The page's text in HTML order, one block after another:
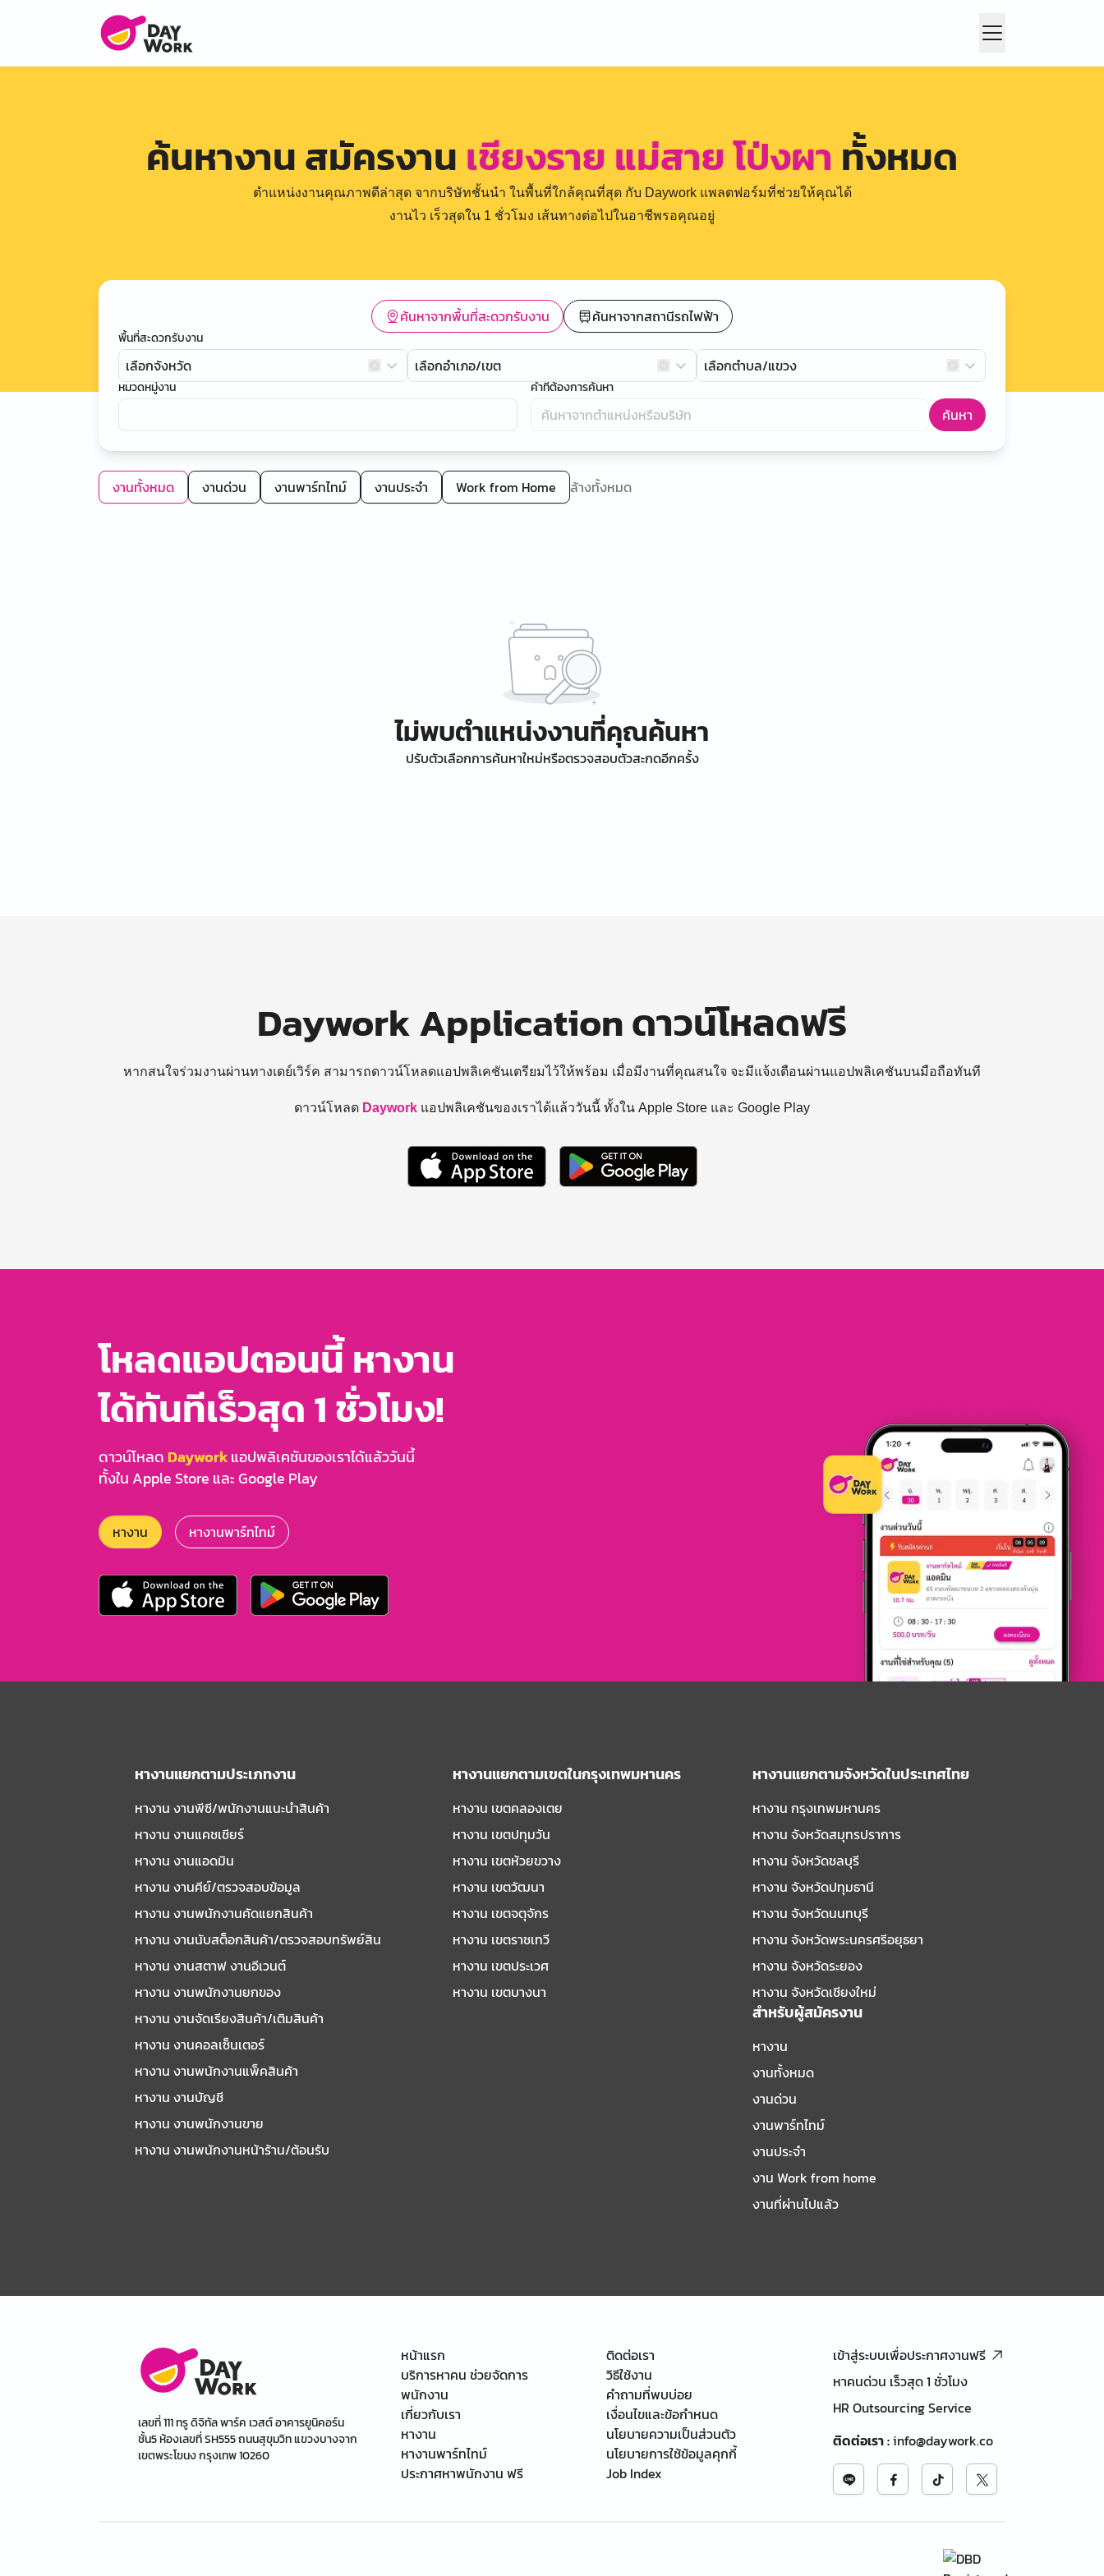
ค้นหางาน สมัครงาน เชียงราย แม่สาย โป่งผา ทั้งหมด
ตำแหน่งงานคุณภาพดีล่าสุด จากบริษัทชั้นนำ ในพื้นที่ใกล้คุณที่สุด กับ Daywork แพลตฟอร์มที่ช่วยให้คุณได้
งานไว เร็วสุดใน 1 ชั่วโมง เส้นทางต่อไปในอาชีพรอคุณอยู่
ค้นหาจากพื้นที่สะดวกรับงาน ค้นหาจากสถานีรถไฟฟ้า
พื้นที่สะดวกรับงาน
เลือกจังหวัด เลือกอำเภอ/เขต เลือกตำบล/แขวง
หมวดหมู่งาน คำที่ต้องการค้นหา
ค้นหา
งานทั้งหมด งานด่วน งานพาร์ทไทม์ งานประจำ Work from Home ล้างทั้งหมด
ไม่พบตำแหน่งงานที่คุณค้นหา
ปรับตัวเลือกการค้นหาใหม่หรือตรวจสอบตัวสะกดอีกครั้ง
Daywork Application ดาวน์โหลดฟรี
หากสนใจร่วมงานผ่านทางเดย์เวิร์ค สามารถดาวน์โหลดแอปพลิเคชันเตรียมไว้ให้พร้อม เมื่อมีงานที่คุณสนใจ จะมีแจ้งเตือนผ่านแอปพลิเคชันบนมือถือทันที
ดาวน์โหลด Daywork แอปพลิเคชันของเราได้แล้ววันนี้ ทั้งใน Apple Store และ Google Play
โหลดแอปตอนนี้ หางาน
ได้ทันทีเร็วสุด 1 ชั่วโมง!
ดาวน์โหลด Dayworkแอปพลิเคชันของเราได้แล้ววันนี้
ทั้งใน Apple Store และ Google Play
หางาน หางานพาร์ทไทม์
หางานแยกตามประเภทงาน
หางาน งานพีซี/พนักงานแนะนําสินค้า
หางาน งานแคชเชียร์
หางาน งานแอดมิน
หางาน งานคีย์/ตรวจสอบข้อมูล
หางาน งานพนักงานคัดแยกสินค้า
หางาน งานนับสต็อกสินค้า/ตรวจสอบทรัพย์สิน
หางาน งานสตาฟ งานอีเวนต์
หางาน งานพนักงานยกของ
หางาน งานจัดเรียงสินค้า/เติมสินค้า
หางาน งานคอลเซ็นเตอร์
หางาน งานพนักงานแพ็คสินค้า
หางาน งานบัญชี
หางาน งานพนักงานขาย
หางาน งานพนักงานหน้าร้าน/ต้อนรับ
หางานแยกตามเขตในกรุงเทพมหานคร
หางาน เขตคลองเตย
หางาน เขตปทุมวัน
หางาน เขตห้วยขวาง
หางาน เขตวัฒนา
หางาน เขตจตุจักร
หางาน เขตราชเทวี
หางาน เขตประเวศ
หางาน เขตบางนา
หางานแยกตามจังหวัดในประเทศไทย
หางาน กรุงเทพมหานคร
หางาน จังหวัดสมุทรปราการ
หางาน จังหวัดชลบุรี
หางาน จังหวัดปทุมธานี
หางาน จังหวัดนนทบุรี
หางาน จังหวัดพระนครศรีอยุธยา
หางาน จังหวัดระยอง
หางาน จังหวัดเชียงใหม่
สำหรับผู้สมัครงาน
หางาน
งานทั้งหมด
งานด่วน
งานพาร์ทไทม์
งานประจำ
งาน Work from home
งานที่ผ่านไปแล้ว
เลขที่ 111 ทรู ดิจิทัล พาร์ค เวสต์ อาคารยูนิคอร์น
ชั้น5 ห้องเลขที่ SH555 ถนนสุขุมวิท แขวงบางจาก
เขตพระโขนง กรุงเทพ 10260
หน้าแรก
บริการหาคน ช่วยจัดการ
พนักงาน
เกี่ยวกับเรา
หางาน
หางานพาร์ทไทม์
ประกาศหาพนักงาน ฟรี
ติดต่อเรา
วิธีใช้งาน
คำถามที่พบบ่อย
เงื่อนไขและข้อกำหนด
นโยบายความเป็นส่วนตัว
นโยบายการใช้ข้อมูลคุกกี้
Job Index
เข้าสู่ระบบเพื่อประกาศงานฟรี
หาคนด่วน เร็วสุด 1 ชั่วโมง
HR Outsourcing Service
ติดต่อเรา:info@daywork.co